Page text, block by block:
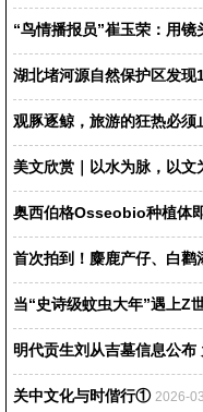
“鸟情播报员”崔玉荣：用镜
湖北堵河源自然保护区发现
观豚逐鲸，旅游的狂热必
美文欣赏｜以水为脉，以
奥西伯格Osseobio种植体
首次拍到！麋鹿产仔、白
当“史诗级蚊虫大年”遇上Z
明代贡生刘从吉墓信息公
关中文化与时偕行① 2026-